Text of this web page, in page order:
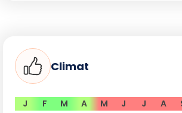
Climat
J F M A M J J A